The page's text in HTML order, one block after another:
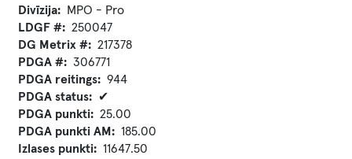
Divīzija
MPO - Pro
LDGF #
250047
DG Metrix #
217378
PDGA #
306771
PDGA reitings
944
PDGA status
✔
PDGA punkti
25.00
PDGA punkti AM
185.00
Izlases punkti
11647.50